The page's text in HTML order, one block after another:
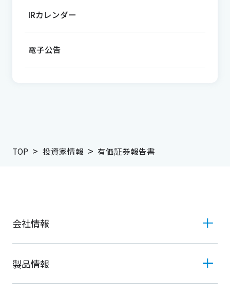
IRカレンダー
電子公告
TOP 投資家情報 有価証券報告書
会社情報
製品情報